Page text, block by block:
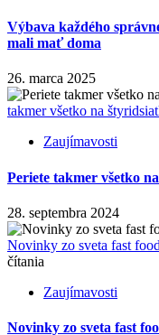
Výbava každého
mali mať doma
26. marca 2025
takmer všetko na
Zaujímavosti
Periete takmer všetko
28. septembra 2024
Novinky zo sveta fast
čítania
Zaujímavosti
Novinky zo sveta fast